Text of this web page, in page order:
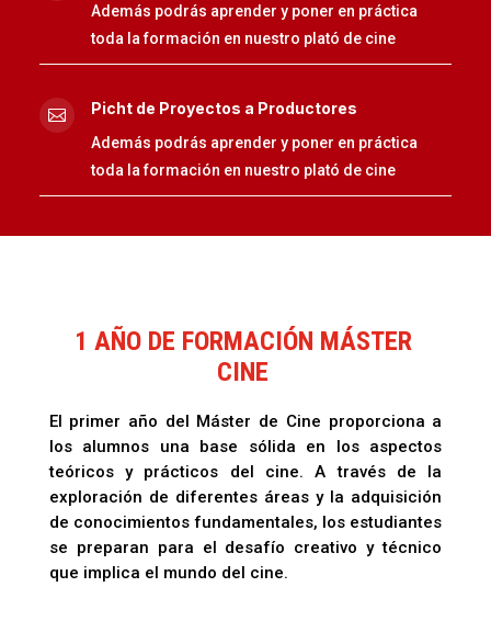
Además podrás aprender y poner en práctica
toda la formación en nuestro plató de cine
 Picht de Proyectos a Productores
Además podrás aprender y poner en práctica
toda la formación en nuestro plató de cine
1 AÑO DE FORMACIÓN MÁSTER
CINE
El primer año del Máster de Cine proporciona a
los alumnos una base sólida en los aspectos
teóricos y prácticos del cine. A través de la
exploración de diferentes áreas y la adquisición
de conocimientos fundamentales, los estudiantes
se preparan para el desafío creativo y técnico
que implica el mundo del cine.